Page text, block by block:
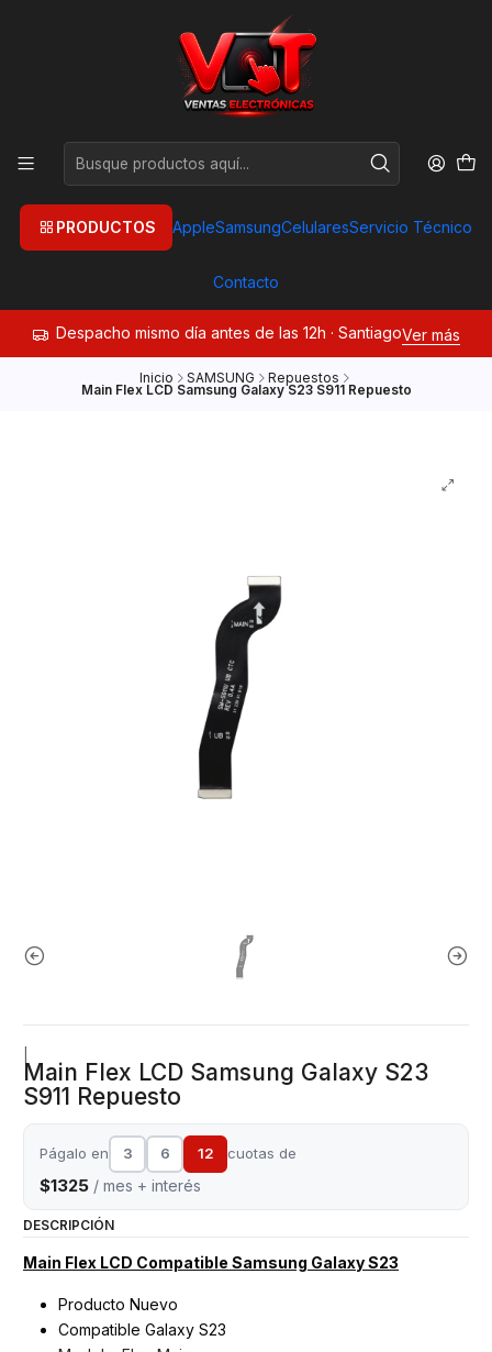
PRODUCTOS AppleSamsungCelularesServicio Técnico
Contacto
Despacho mismo día antes de las 12h · SantiagoVer más
Inicio SAMSUNG Repuestos
Main Flex LCD Samsung Galaxy S23 S911 Repuesto
Main Flex LCD Samsung Galaxy S23
S911 Repuesto
Págalo en 3 6 12 cuotas de
$1325 / mes + interés
DESCRIPCIÓN
Main Flex LCD Compatible Samsung Galaxy S23
Producto Nuevo
Compatible Galaxy S23